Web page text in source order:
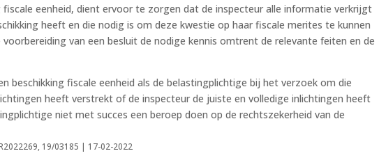
eenheid, dient ervoor te zorgen dat de inspecteur alle informatie verkrijgt
heeft en die nodig is om deze kwestie op haar fiscale merites te kunnen
van een besluit de nodige kennis omtrent de relevante feiten en de
beschikking fiscale eenheid als de belastingplichtige bij het verzoek om die
heeft verstrekt of de inspecteur de juiste en volledige inlichtingen heeft
niet met succes een beroep doen op de rechtszekerheid van de
19/03185 | 17-02-2022